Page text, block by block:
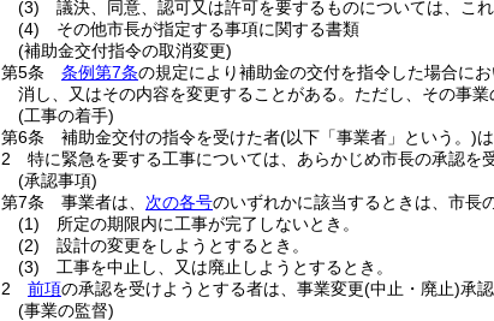
(3)
議決、同意、認可又は許可を要するものについては、こ
(4)
その他市長が指定する事項に関する書類
(補助金交付指令の取消変更)
第5条
条例第7条の規定により補助金の交付を指令した場合に
消し、又はその内容を変更することがある。 ただし、その事
(工事の着手)
第6条
補助金交付の指令を受けた者(以下「事業者」という。)
2
特に緊急を要する工事については、あらかじめ市長の承認を
(承認事項)
第7条
事業者は、 次の各号のいずれかに該当するときは、市長
(1)
所定の期限内に工事が完了しないとき。
(2)
設計の変更をしようとするとき。
(3)
工事を中止し、又は廃止しようとするとき。
2
前項の承認を受けようとする者は、事業変更(中止・廃止)承
(事業の監督)